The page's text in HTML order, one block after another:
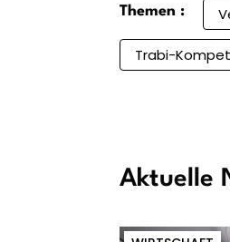
Themen :
Trabi-
Aktuelle